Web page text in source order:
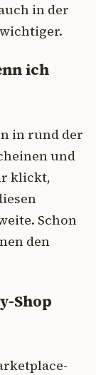
in der
ich
in rund der
und
klickt,
Schon
den
Shop